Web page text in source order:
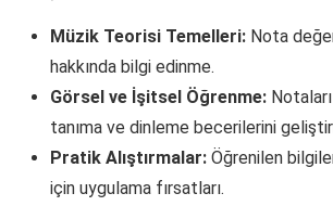
Müzik Teorisi Temelleri: Nota
hakkında bilgi edinme.
Görsel ve İşitsel Öğrenme:
tanıma ve dinleme becerilerini
Pratik Alıştırmalar: Öğrenilen
için uygulama fırsatları.